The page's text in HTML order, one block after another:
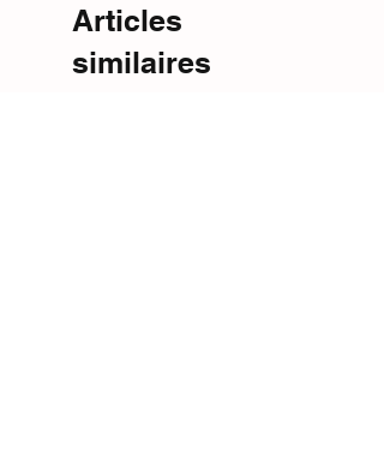
Articles
similaires